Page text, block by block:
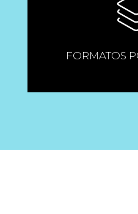
FORMATOS